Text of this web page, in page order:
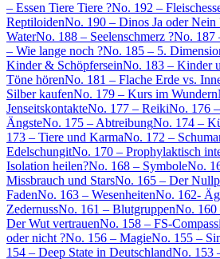
– Essen Tiere Tiere ?No. 192 –
ReptiloidenNo. 190 – Dinos Ja oder Nein
WaterNo. 188 – Seelenschmerz ?No. 187
– Wie lange noch ?No. 185 – 5.
Kinder & SchöpferseinNo. 183 – Kinder
Töne hörenNo. 181 – Flache Erde vs.
Silber kaufenNo. 179 – Kurs im Wundern
JenseitskontakteNo. 177 – ReikiNo. 176
ÄngsteNo. 175 – AbtreibungNo. 174 –
173 – Tiere und KarmaNo. 172 –
EdelschungitNo. 170 – Prophylaktisch
Isolation heilen?No. 168 – SymboleNo.
Missbrauch und StarsNo. 165 – Der
FadenNo. 163 – WesenheitenNo. 162-
ZedernussNo. 161 – BlutgruppenNo. 160
Der Wut vertrauenNo. 158 – FS-
oder nicht ?No. 156 – MagieNo. 155 –
154 – Deep State in DeutschlandNo. 153